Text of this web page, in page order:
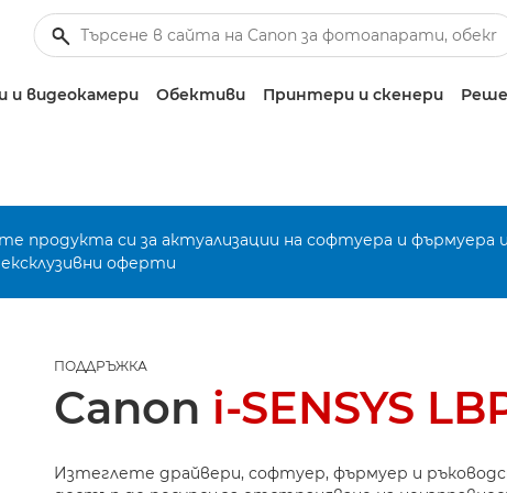
видеокамери Обективи Принтери и скенери
продукта си за актуализации на софтуера и фърмуера
оферти
ПОДДРЪЖКА
Canon i-SENSYS
Изтеглете драйвери, софтуер, фърмуер и